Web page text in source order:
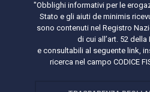
"Obblighi informativi per le
Stato e gli aiuti de minimis
sono contenuti nel Registro
di cui all’art. 52 della
e consultabili al seguente link,
ricerca nel campo CODICE